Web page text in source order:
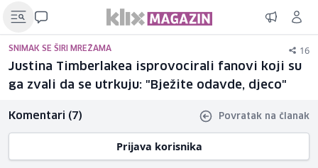
SNIMAK SE ŠIRI MREŽAMA 16
Justina Timberlakea isprovocirali fanovi koji su
ga zvali da se utrkuju: "Bježite odavde, djeco"
Komentari (7) Povratak na članak
Prijava korisnika